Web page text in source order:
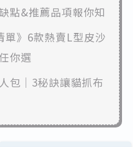
點&推薦品項報你知
單》6款熱賣L型皮沙
你選
包｜3秘訣讓貓抓布